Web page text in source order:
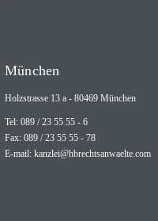
München
Holzstrasse 13 a - 80469 München
Tel: 089 / 23 55 55 - 6
Fax: 089 / 23 55 55 - 78
E-mail: kanzlei@hbrechtsanwaelte.com